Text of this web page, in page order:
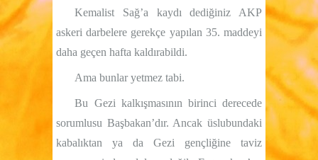
Kemalist Sağ’a kaydı dediğiniz AKP
askeri darbelere gerekçe yapılan 35. maddeyi
daha geçen hafta kaldırabildi.
Ama bunlar yetmez tabi.
Bu Gezi kalkışmasının birinci derecede
sorumlusu Başbakan’dır. Ancak üslubundaki
kabalıktan ya da Gezi gençliğine taviz